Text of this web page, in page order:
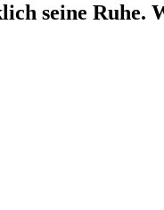
seine Ruhe.